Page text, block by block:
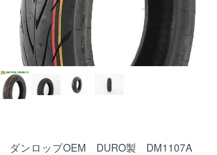
ダンロップOEM DURO製 DM1107A